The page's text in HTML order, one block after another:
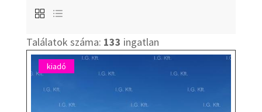
Találatok száma: 133 ingatlan
kiadó